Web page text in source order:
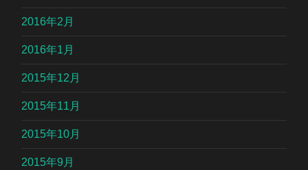
2016年2月
2016年1月
2015年12月
2015年11月
2015年10月
2015年9月